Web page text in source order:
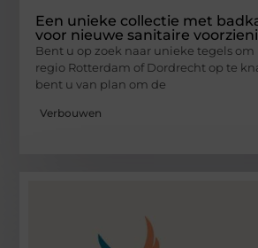
Een unieke collectie met
voor nieuwe sanitaire
Bent u op zoek naar unieke tegels
regio Rotterdam of Dordrecht op te
bent u van plan om de
Verbouwen